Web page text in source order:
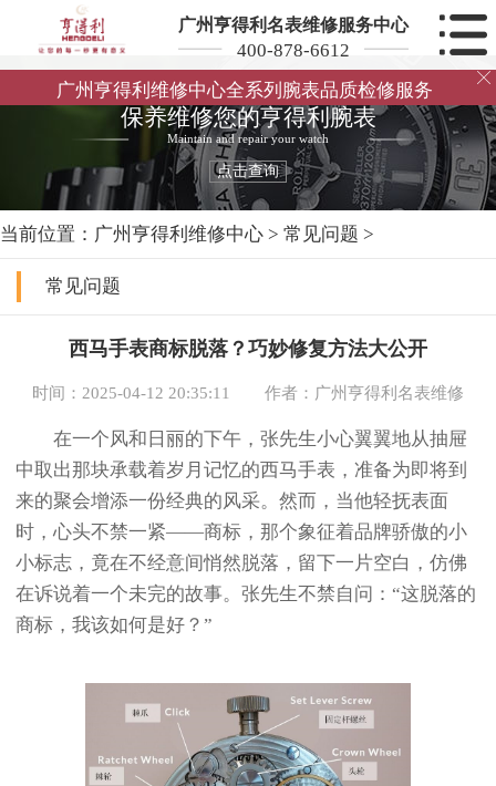
广州亨得利名表维修服务中心
400-878-6612
广州亨得利维修中心全系列腕表品质检修服务

保养维修您的亨得利腕表
Maintain and repair your watch
点击查询
当前位置： 广州亨得利维修中心 > 常见问题 >
常见问题
西马手表商标脱落？巧妙修复方法大公开
时间：2025-04-12 20:35:11 作者：广州亨得利名表维修
在一个风和日丽的下午，张先生小心翼翼地从抽屉
中取出那块承载着岁月记忆的西马手表，准备为即将到
来的聚会增添一份经典的风采。然而，当他轻抚表面
时，心头不禁一紧——商标，那个象征着品牌骄傲的小
小标志，竟在不经意间悄然脱落，留下一片空白，仿佛
在诉说着一个未完的故事。张先生不禁自问：“这脱落的
商标，我该如何是好？”